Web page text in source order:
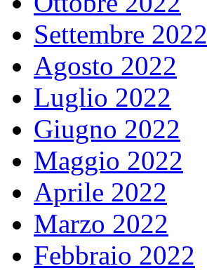
Settembre 2022
Agosto 2022
Luglio 2022
Giugno 2022
Maggio 2022
Aprile 2022
Marzo 2022
Febbraio 2022